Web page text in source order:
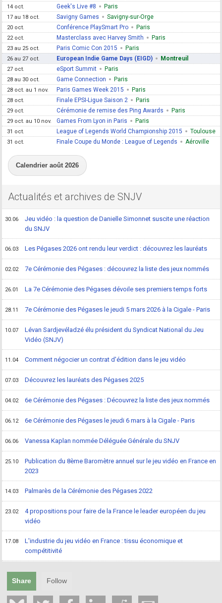
14 oct. Geek's Live #8 Paris
17 au 18 oct. Savigny Games Savigny-sur-Orge
20 oct. Conférence PlaySmart Pro Paris
22 oct. Masterclass avec Harvey Smith Paris
23 au 25 oct. Paris Comic Con 2015 Paris
26 au 27 oct. European Indie Game Days (EIGD) Montreuil
27 oct. eSport Summit Paris
28 au 30 oct. Game Connection Paris
28 oct. au 1 nov. Paris Games Week 2015 Paris
28 oct. Finale EPSI-Ligue Saison 2 Paris
29 oct. Cérémonie de remise des Ping Awards Paris
29 oct. au 10 nov. Games From Lyon in Paris Paris
31 oct. League of Legends World Championship 2015 Toulouse
31 oct. Finale Coupe du Monde : League of Legends Aéroville
Calendrier août 2026
Actualités et archives de SNJV
30.06
Jeu vidéo : la question de Danielle Simonnet suscite une réaction
du SNJV
06.03 Les Pégases 2026 ont rendu leur verdict : découvrez les lauréats
02.02 7e Cérémonie des Pégases : découvrez la liste des jeux nommés
26.01 La 7e Cérémonie des Pégases dévoile ses premiers temps forts
28.11 7e Cérémonie des Pégases le jeudi 5 mars 2026 à la Cigale - Paris
10.07
Lévan Sardjevéladzé élu président du Syndicat National du Jeu
Vidéo (SNJV)
11.04 Comment négocier un contrat d'édition dans le jeu vidéo
07.03 Découvrez les lauréats des Pégases 2025
04.02 6e Cérémonie des Pégases : Découvrez la liste des jeux nommés
06.12 6e Cérémonie des Pégases le jeudi 6 mars à la Cigale - Paris
06.06 Vanessa Kaplan nommée Déléguée Générale du SNJV
25.10
Publication du 8ème Baromètre annuel sur le jeu vidéo en France en
2023
14.03 Palmarès de la Cérémonie des Pégases 2022
23.02
4 propositions pour faire de la France le leader européen du jeu
vidéo
17.08
L'industrie du jeu vidéo en France : tissu économique et
compétitivité
Share Follow